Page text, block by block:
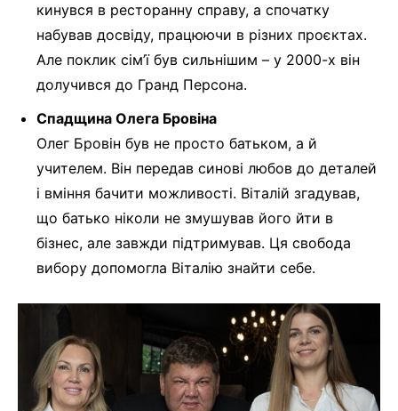
кинувся в ресторанну справу, а спочатку
набував досвіду, працюючи в різних проєктах.
Але поклик сім’ї був сильнішим – у 2000-х він
долучився до Гранд Персона.
Спадщина Олега Бровіна
Олег Бровін був не просто батьком, а й
учителем. Він передав синові любов до деталей
і вміння бачити можливості. Віталій згадував,
що батько ніколи не змушував його йти в
бізнес, але завжди підтримував. Ця свобода
вибору допомогла Віталію знайти себе.